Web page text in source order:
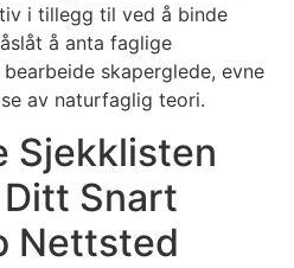
i tillegg til ved å binde
å anta faglige
skaperglede, evne
av naturfaglig teori.
Sjekklisten
Snart
Nettsted